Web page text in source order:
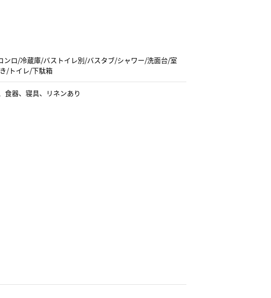
ロ/冷蔵庫/バストイレ別/バスタブ/シャワー/洗面台/室
/トイレ/下駄箱
食器、寝具、リネンあり